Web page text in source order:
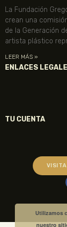
La Fundación
crean una
de la Generación
artista plástico
LEER MÁS »
ENLACES
TU CUENTA
Utilizamos
nuestro